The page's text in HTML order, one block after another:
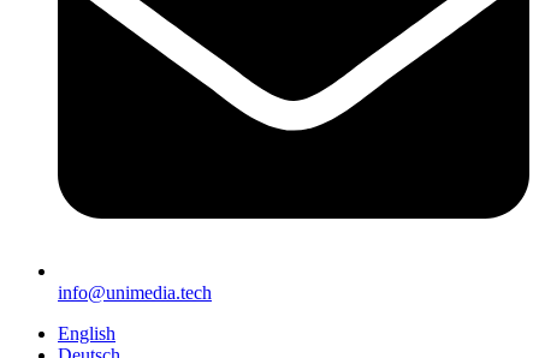
info@unimedia.tech
English